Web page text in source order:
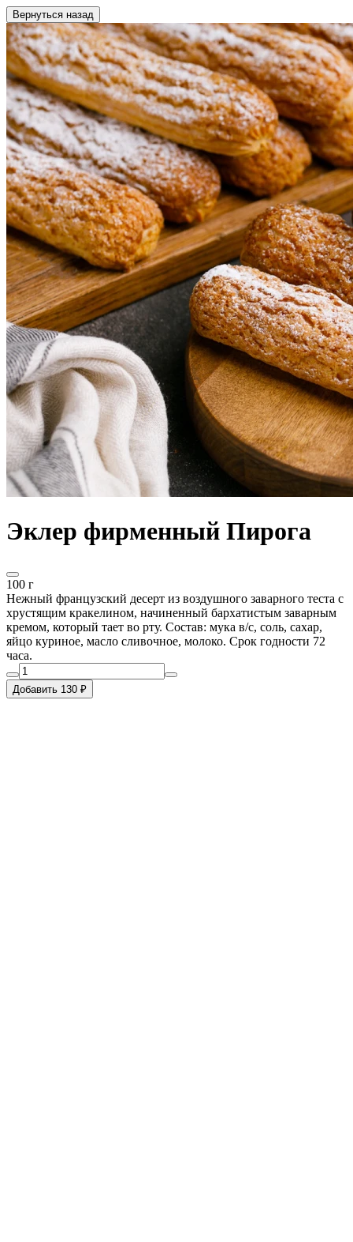
Вернуться назад
Эклер фирменный Пирога
100 г
Нежный французский десерт из воздушного заварного теста с
хрустящим кракелином, начиненный бархатистым заварным
кремом, который тает во рту. Состав: мука в/с, соль, сахар,
яйцо куриное, масло сливочное, молоко. Срок годности 72
часа.
Добавить 130 ₽